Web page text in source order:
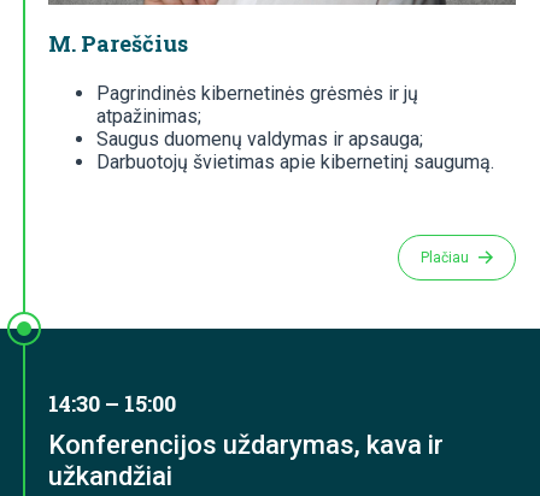
M. Pareščius
Pagrindinės kibernetinės grėsmės ir jų
atpažinimas;
Saugus duomenų valdymas ir apsauga;
Darbuotojų švietimas apie kibernetinį saugumą.
Plačiau
14:30 – 15:00
Konferencijos uždarymas, kava ir
užkandžiai